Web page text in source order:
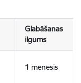
Glabāšanas
ilgums
1 mēnesis